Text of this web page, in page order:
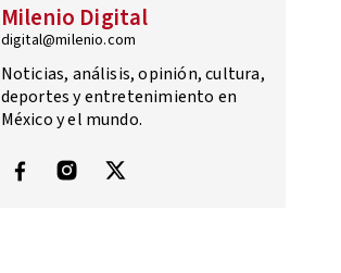
Milenio Digital
digital@milenio.com
Noticias, análisis, opinión, cultura,
deportes y entretenimiento en
México y el mundo.